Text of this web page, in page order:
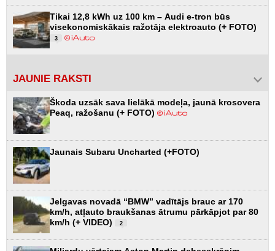
Tikai 12,8 kWh uz 100 km – Audi e-tron būs
visekonomiskākais ražotāja elektroauto (+ FOTO)
3
JAUNIE RAKSTI
Škoda uzsāk sava lielākā modeļa, jaunā krosovera
Peaq, ražošanu (+ FOTO)
Jaunais Subaru Uncharted (+FOTO)
Jelgavas novadā “BMW” vadītājs brauc ar 170
km/h, atļauto braukšanas ātrumu pārkāpjot par 80
km/h (+ VIDEO)
2